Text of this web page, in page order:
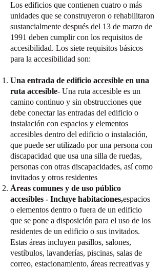
Los edificios que contienen cuatro o más
unidades que se construyeron o rehabilitaron
sustancialmente después del 13 de marzo de
1991 deben cumplir con los requisitos de
accesibilidad. Los siete requisitos básicos
para la accesibilidad son:
Una entrada de edificio accesible en una
ruta accesible- Una ruta accesible es un
camino continuo y sin obstrucciones que
debe conectar las entradas del edificio o
instalación con espacios y elementos
accesibles dentro del edificio o instalación,
que puede ser utilizado por una persona con
discapacidad que usa una silla de ruedas,
personas con otras discapacidades, así como
invitados y otros residentes
Áreas comunes y de uso público
accesibles - Incluye habitaciones,espacios
o elementos dentro o fuera de un edificio
que se pone a disposición para el uso de los
residentes de un edificio o sus invitados.
Estas áreas incluyen pasillos, salones,
vestíbulos, lavanderías, piscinas, salas de
correo, estacionamiento, áreas recreativas y